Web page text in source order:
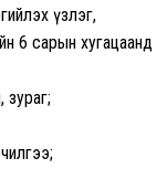
үзлэг,
6 сарын хугацаанд
зураг;